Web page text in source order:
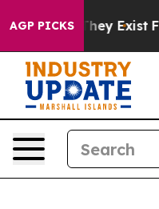
AGP PICKS
They Exist Fox